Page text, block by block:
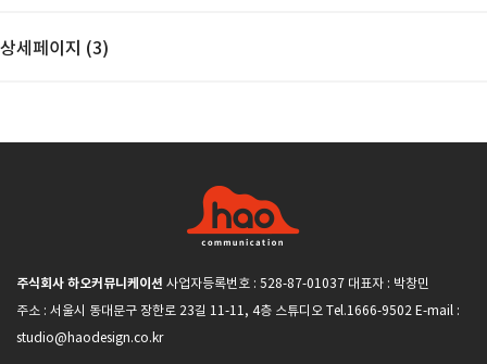
상세페이지 (3)
주식회사 하오커뮤니케이션 사업자등록번호 : 528-87-01037 대표자 : 박창민
주소 : 서울시 동대문구 장한로 23길 11-11, 4층 스튜디오 Tel.1666-9502 E-mail :
studio@haodesign.co.kr